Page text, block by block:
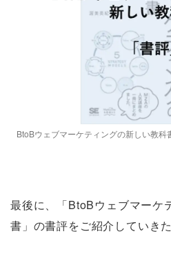
BtoBウェブマーケティングの新しい教
最後に、「BtoBウェブマーケ
書」の書評をご紹介していき